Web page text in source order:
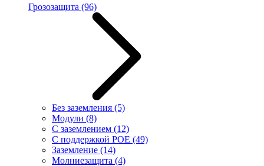
Грозозащита (96)
Без заземления (5)
Модули (8)
С заземлением (12)
С поддержкой POE (49)
Заземление (14)
Молниезащита (4)